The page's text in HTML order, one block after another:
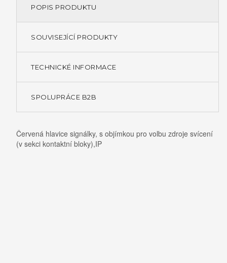
POPIS PRODUKTU
SOUVISEJÍCÍ PRODUKTY
TECHNICKÉ INFORMACE
SPOLUPRÁCE B2B
Červená hlavice signálky, s objímkou pro volbu zdroje svícení
(v sekci kontaktní bloky),IP